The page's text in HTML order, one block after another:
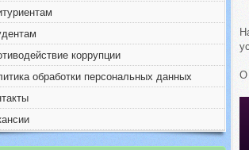
коррупции
обработки персональных данных
О